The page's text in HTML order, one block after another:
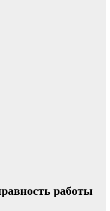
работы